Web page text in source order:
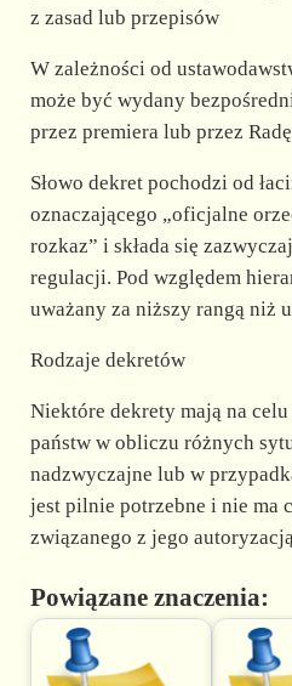
e
o
z zasad lub przepisów
W zależności od
może być wydany
przez premiera lub przez
Słowo dekret pochodzi od
oznaczającego „oficjalne
rozkaz” i składa się
regulacji. Pod względem
uważany za niższy rangą niż
Rodzaje dekretów
Niektóre dekrety mają na
państw w obliczu różnych
nadzwyczajne lub w
jest pilnie potrzebne i nie ma
związanego z jego
Powiązane znaczenia: